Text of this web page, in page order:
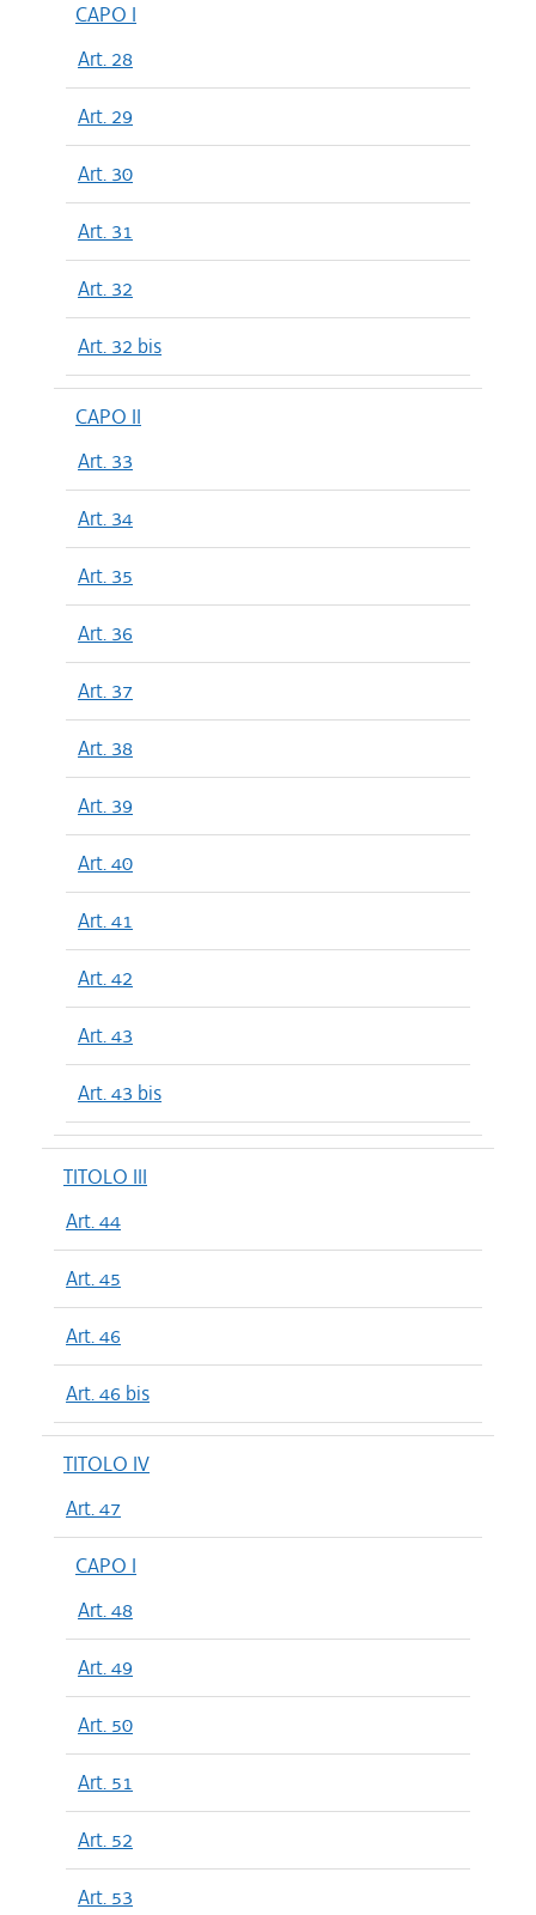
CAPO I
Art. 28
Art. 29
Art. 30
Art. 31
Art. 32
Art. 32 bis
CAPO II
Art. 33
Art. 34
Art. 35
Art. 36
Art. 37
Art. 38
Art. 39
Art. 40
Art. 41
Art. 42
Art. 43
Art. 43 bis
TITOLO III
Art. 44
Art. 45
Art. 46
Art. 46 bis
TITOLO IV
Art. 47
CAPO I
Art. 48
Art. 49
Art. 50
Art. 51
Art. 52
Art. 53